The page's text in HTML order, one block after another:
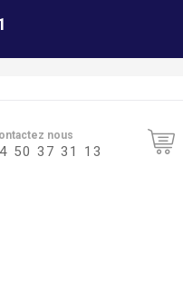
nous
50 37 31 13